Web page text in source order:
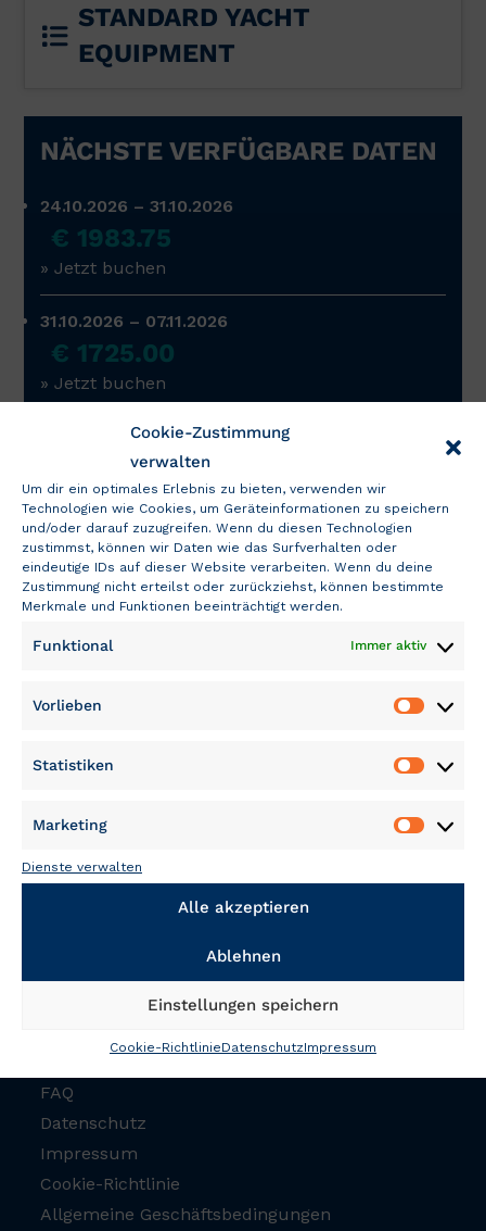
Cookie-Zustimmung
verwalten
Um dir ein optimales Erlebnis zu bieten, verwenden wir
Technologien wie Cookies, um Geräteinformationen zu speichern
und/oder darauf zuzugreifen. Wenn du diesen Technologien
zustimmst, können wir Daten wie das Surfverhalten oder
eindeutige IDs auf dieser Website verarbeiten. Wenn du deine
Zustimmung nicht erteilst oder zurückziehst, können bestimmte
Merkmale und Funktionen beeinträchtigt werden.
Funktional Immer aktiv
Vorlieben
Statistiken
Marketing
Dienste verwalten
Alle akzeptieren
Ablehnen
Einstellungen speichern
Cookie-RichtlinieDatenschutzImpressum
STANDARD YACHT
EQUIPMENT
NÄCHSTE VERFÜGBARE DATEN
24.10.2026 – 31.10.2026
€ 1983.75
» Jetzt buchen
31.10.2026 – 07.11.2026
€ 1725.00
» Jetzt buchen
07.11.2026 – 14.11.2026
€ 1725.00
» Jetzt buchen
Die richtigen Daten sind nicht dabei?
» Neue Suche starten
NÜTZLICHES UND RECHTLICHES
FAQ
Datenschutz
Impressum
Cookie-Richtlinie
Allgemeine Geschäftsbedingungen